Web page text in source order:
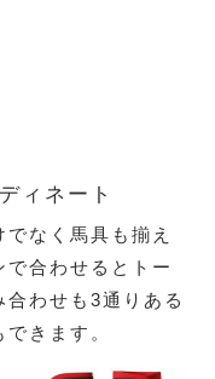
ィネート
なく馬具も揃え
合わせるとトー
わせも3通りある
きます。